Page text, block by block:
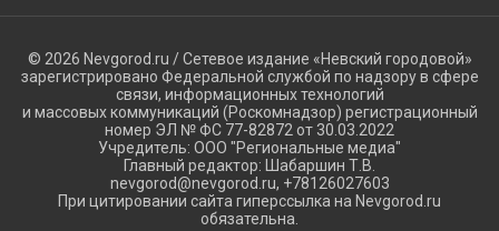
© 2026 Nevgorod.ru / Сетевое издание «Невский городовой»
зарегистрировано Федеральной службой по надзору в сфере
связи, информационных технологий
и массовых коммуникаций (Роскомнадзор) регистрационный
номер ЭЛ № ФС 77-82872 от 30.03.2022
Учредитель: ООО "Региональные медиа"
Главный редактор: Шабаршин Т.В.
nevgorod@nevgorod.ru, +78126027603
При цитировании сайта гиперссылка на Nevgorod.ru
обязательна.